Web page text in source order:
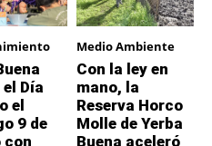
Día
el
9 de
con
Medio Ambiente
Con la ley en
mano, la
Reserva Horco
Molle de Yerba
Buena aceleró